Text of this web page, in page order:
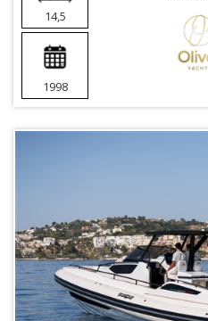
14,5
1998